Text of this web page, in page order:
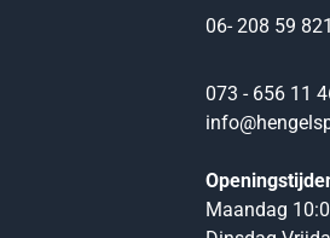
06- 208 59
073 - 656 11
Maandag